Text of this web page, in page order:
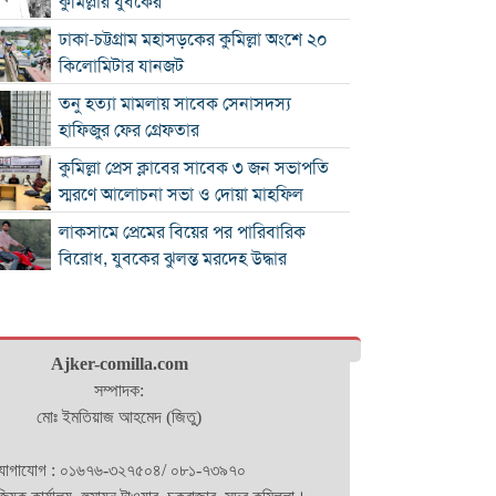
ঢাকা-চট্টগ্রাম মহাসড়কের কুমিল্লা অংশে ২০
কিলোমিটার যানজট
তনু হত্যা মামলায় সাবেক সেনাসদস্য
হাফিজুর ফের গ্রেফতার
কুমিল্লা প্রেস ক্লাবের সাবেক ৩ জন সভাপতি
স্মরণে আলোচনা সভা ও দোয়া মাহফিল
লাকসামে প্রেমের বিয়ের পর পারিবারিক
বিরোধ, যুবকের ঝুলন্ত মরদেহ উদ্ধার
কুমিল্লায় নানার বাড়িতে যাওয়ার পথে প্রাণ
গেল নারীর
চাঁদপুরে একযোগে ৩১ ইউপি প্রশাসনিক
স্বপ্নজোড়া সামাজিক সংগঠনের স্বপ্নজোড়া
Ajker-comilla.com
সম্পাদক:
মোঃ ইমতিয়াজ আহমেদ (জিতু)
: ০১৬৭৬-৩২৭৫০৪/ ০৮১-৭৩৯৭০